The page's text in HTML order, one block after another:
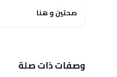
صحتين و هنا
وصفات ذات صلة